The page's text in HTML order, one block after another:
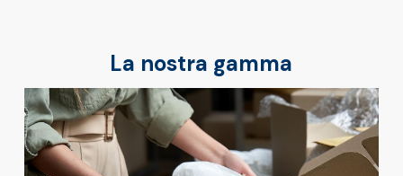
La nostra gamma